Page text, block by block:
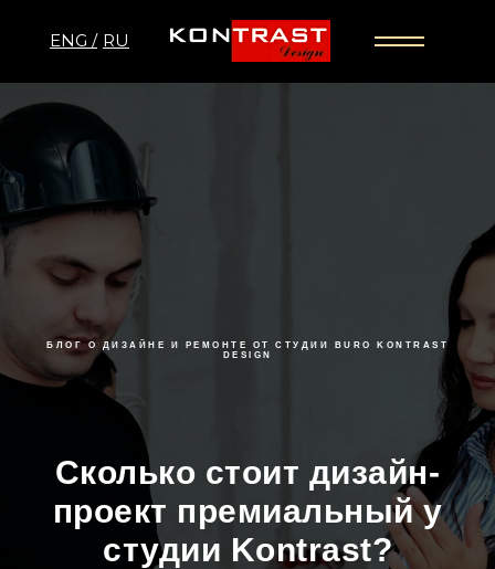
ENG / RU
БЛОГ О ДИЗАЙНЕ И РЕМОНТЕ ОТ СТУДИИ BURO KONTRAST
DESIGN
Сколько стоит дизайн-
проект премиальный у
студии Kontrast?